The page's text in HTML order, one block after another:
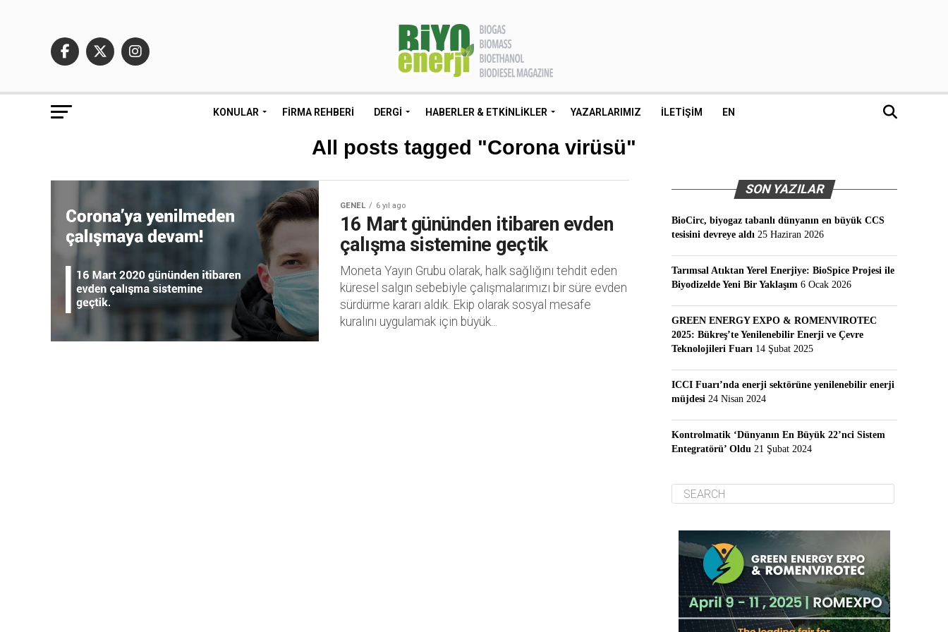
KONULAR FIRMA REHBERI DERGI HABERLER & ETKINLIKLER YAZARLARIMIZ İLETIŞIM EN
All posts tagged "Corona virüsü"
GENEL 6 yıl ago
16 Mart gününden itibaren evden
çalışma sistemine geçtik
Moneta Yayın Grubu olarak, halk sağlığını tehdit eden
küresel salgın sebebiyle çalışmalarımızı bir süre evden
sürdürme kararı aldık. Ekip olarak sosyal mesafe
kuralını uygulamak için büyük...
SON YAZILAR
BioCirc, biyogaz tabanlı dünyanın en büyük CCS
tesisini devreye aldı 25 Haziran 2026
Tarımsal Atıktan Yerel Enerjiye: BioSpice Projesi ile
Biyodizelde Yeni Bir Yaklaşım 6 Ocak 2026
GREEN ENERGY EXPO & ROMENVIROTEC
2025: Bükreş’te Yenilenebilir Enerji ve Çevre
Teknolojileri Fuarı 14 Şubat 2025
ICCI Fuarı’nda enerji sektörüne yenilenebilir enerji
müjdesi 24 Nisan 2024
Kontrolmatik ‘Dünyanın En Büyük 22’nci Sistem
Entegratörü’ Oldu 21 Şubat 2024